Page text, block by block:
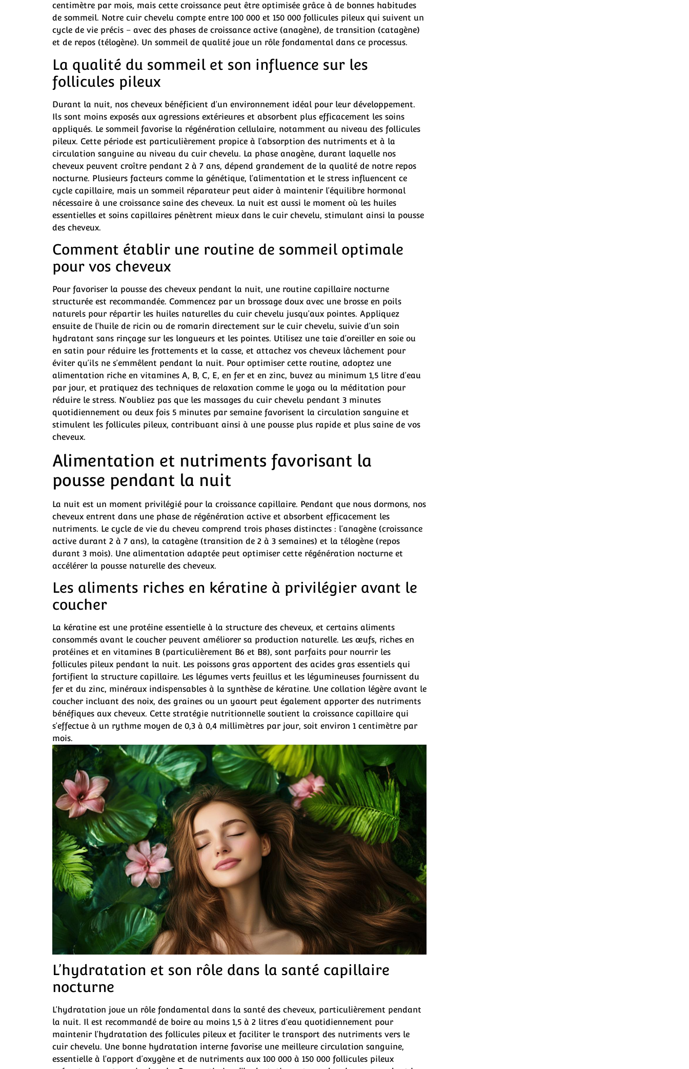
centimètre par mois, mais cette croissance peut être optimisée grâce à de bonnes habitudes
de sommeil. Notre cuir chevelu compte entre 100 000 et 150 000 follicules pileux qui suivent un
cycle de vie précis – avec des phases de croissance active (anagène), de transition (catagène)
et de repos (télogène). Un sommeil de qualité joue un rôle fondamental dans ce processus.
La qualité du sommeil et son influence sur les
follicules pileux
Durant la nuit, nos cheveux bénéficient d’un environnement idéal pour leur développement.
Ils sont moins exposés aux agressions extérieures et absorbent plus efficacement les soins
appliqués. Le sommeil favorise la régénération cellulaire, notamment au niveau des follicules
pileux. Cette période est particulièrement propice à l’absorption des nutriments et à la
circulation sanguine au niveau du cuir chevelu. La phase anagène, durant laquelle nos
cheveux peuvent croître pendant 2 à 7 ans, dépend grandement de la qualité de notre repos
nocturne. Plusieurs facteurs comme la génétique, l’alimentation et le stress influencent ce
cycle capillaire, mais un sommeil réparateur peut aider à maintenir l’équilibre hormonal
nécessaire à une croissance saine des cheveux. La nuit est aussi le moment où les huiles
essentielles et soins capillaires pénètrent mieux dans le cuir chevelu, stimulant ainsi la pousse
des cheveux.
Comment établir une routine de sommeil optimale
pour vos cheveux
Pour favoriser la pousse des cheveux pendant la nuit, une routine capillaire nocturne
structurée est recommandée. Commencez par un brossage doux avec une brosse en poils
naturels pour répartir les huiles naturelles du cuir chevelu jusqu’aux pointes. Appliquez
ensuite de l’huile de ricin ou de romarin directement sur le cuir chevelu, suivie d’un soin
hydratant sans rinçage sur les longueurs et les pointes. Utilisez une taie d’oreiller en soie ou
en satin pour réduire les frottements et la casse, et attachez vos cheveux lâchement pour
éviter qu’ils ne s’emmêlent pendant la nuit. Pour optimiser cette routine, adoptez une
alimentation riche en vitamines A, B, C, E, en fer et en zinc, buvez au minimum 1,5 litre d’eau
par jour, et pratiquez des techniques de relaxation comme le yoga ou la méditation pour
réduire le stress. N’oubliez pas que les massages du cuir chevelu pendant 3 minutes
quotidiennement ou deux fois 5 minutes par semaine favorisent la circulation sanguine et
stimulent les follicules pileux, contribuant ainsi à une pousse plus rapide et plus saine de vos
cheveux.
Alimentation et nutriments favorisant la
pousse pendant la nuit
La nuit est un moment privilégié pour la croissance capillaire. Pendant que nous dormons, nos
cheveux entrent dans une phase de régénération active et absorbent efficacement les
nutriments. Le cycle de vie du cheveu comprend trois phases distinctes : l’anagène (croissance
active durant 2 à 7 ans), la catagène (transition de 2 à 3 semaines) et la télogène (repos
durant 3 mois). Une alimentation adaptée peut optimiser cette régénération nocturne et
accélérer la pousse naturelle des cheveux.
Les aliments riches en kératine à privilégier avant le
coucher
La kératine est une protéine essentielle à la structure des cheveux, et certains aliments
consommés avant le coucher peuvent améliorer sa production naturelle. Les œufs, riches en
protéines et en vitamines B (particulièrement B6 et B8), sont parfaits pour nourrir les
follicules pileux pendant la nuit. Les poissons gras apportent des acides gras essentiels qui
fortifient la structure capillaire. Les légumes verts feuillus et les légumineuses fournissent du
fer et du zinc, minéraux indispensables à la synthèse de kératine. Une collation légère avant le
coucher incluant des noix, des graines ou un yaourt peut également apporter des nutriments
bénéfiques aux cheveux. Cette stratégie nutritionnelle soutient la croissance capillaire qui
s’effectue à un rythme moyen de 0,3 à 0,4 millimètres par jour, soit environ 1 centimètre par
mois.
L’hydratation et son rôle dans la santé capillaire
nocturne
L’hydratation joue un rôle fondamental dans la santé des cheveux, particulièrement pendant
la nuit. Il est recommandé de boire au moins 1,5 à 2 litres d’eau quotidiennement pour
maintenir l’hydratation des follicules pileux et faciliter le transport des nutriments vers le
cuir chevelu. Une bonne hydratation interne favorise une meilleure circulation sanguine,
essentielle à l’apport d’oxygène et de nutriments aux 100 000 à 150 000 follicules pileux